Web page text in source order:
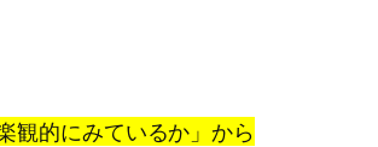
観的にみているか 」から